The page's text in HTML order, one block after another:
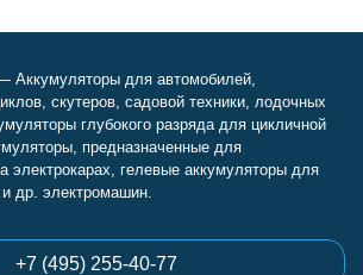
Аккумуляторы для автомобилей,
скутеров, садовой техники, лодочных
глубокого разряда для цикличной
предназначенные для
электрокарах, гелевые аккумуляторы для
др. электромашин.
+7 (495) 255-40-77